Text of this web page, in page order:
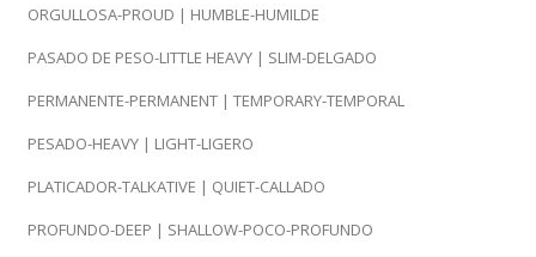
ORGULLOSA-PROUD | HUMBLE-HUMILDE
PASADO DE PESO-LITTLE HEAVY | SLIM-DELGADO
PERMANENTE-PERMANENT | TEMPORARY-TEMPORAL
PESADO-HEAVY | LIGHT-LIGERO
PLATICADOR-TALKATIVE | QUIET-CALLADO
PROFUNDO-DEEP | SHALLOW-POCO-PROFUNDO